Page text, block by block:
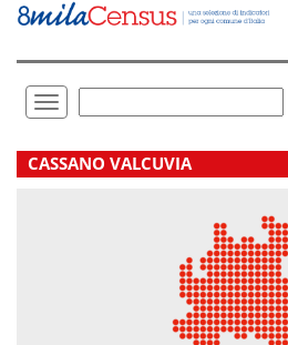
Vai
direttamente
Toggle
navigation
.
CASSANO VALCUVIA